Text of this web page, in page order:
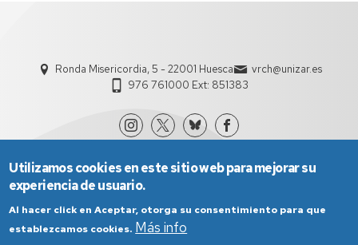
Ronda Misericordia, 5 - 22001 Huesca
vrch@unizar.es
976 761000 Ext: 851383
Utilizamos cookies en este sitio web para mejorar su
experiencia de usuario.
Al hacer click en Aceptar, otorga su consentimiento para que
establezcamos cookies. Más info